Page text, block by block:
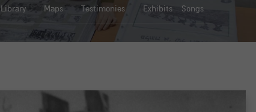
Library Maps Testimonies Exhibits Songs